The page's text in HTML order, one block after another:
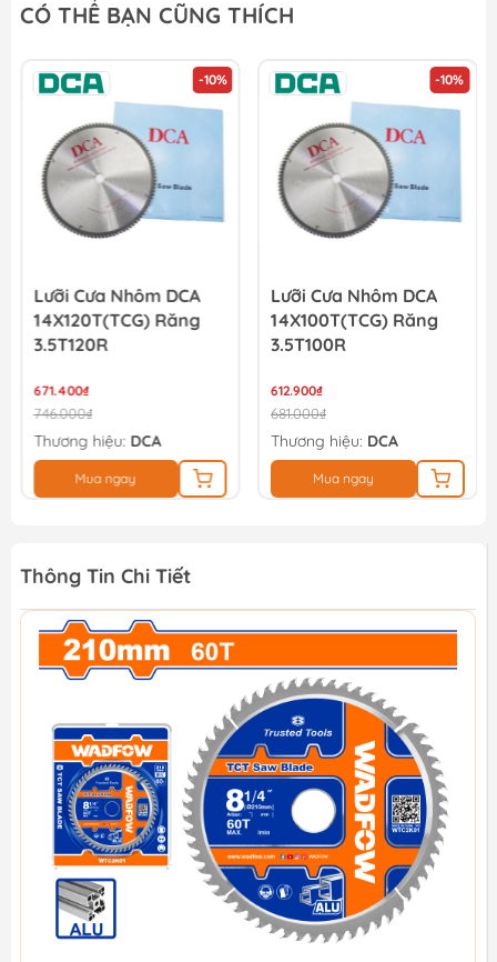
CÓ THỂ BẠN CŨNG THÍCH
-10%
Lưỡi Cưa Nhôm DCA
14X120T(TCG) Răng
3.5T120R
671.400₫
746.000₫
Thương hiệu: DCA
Mua ngay
-10%
Lưỡi Cưa Nhôm DCA
14X100T(TCG) Răng
3.5T100R
612.900₫
681.000₫
Thương hiệu: DCA
Mua ngay
Thông Tin Chi Tiết